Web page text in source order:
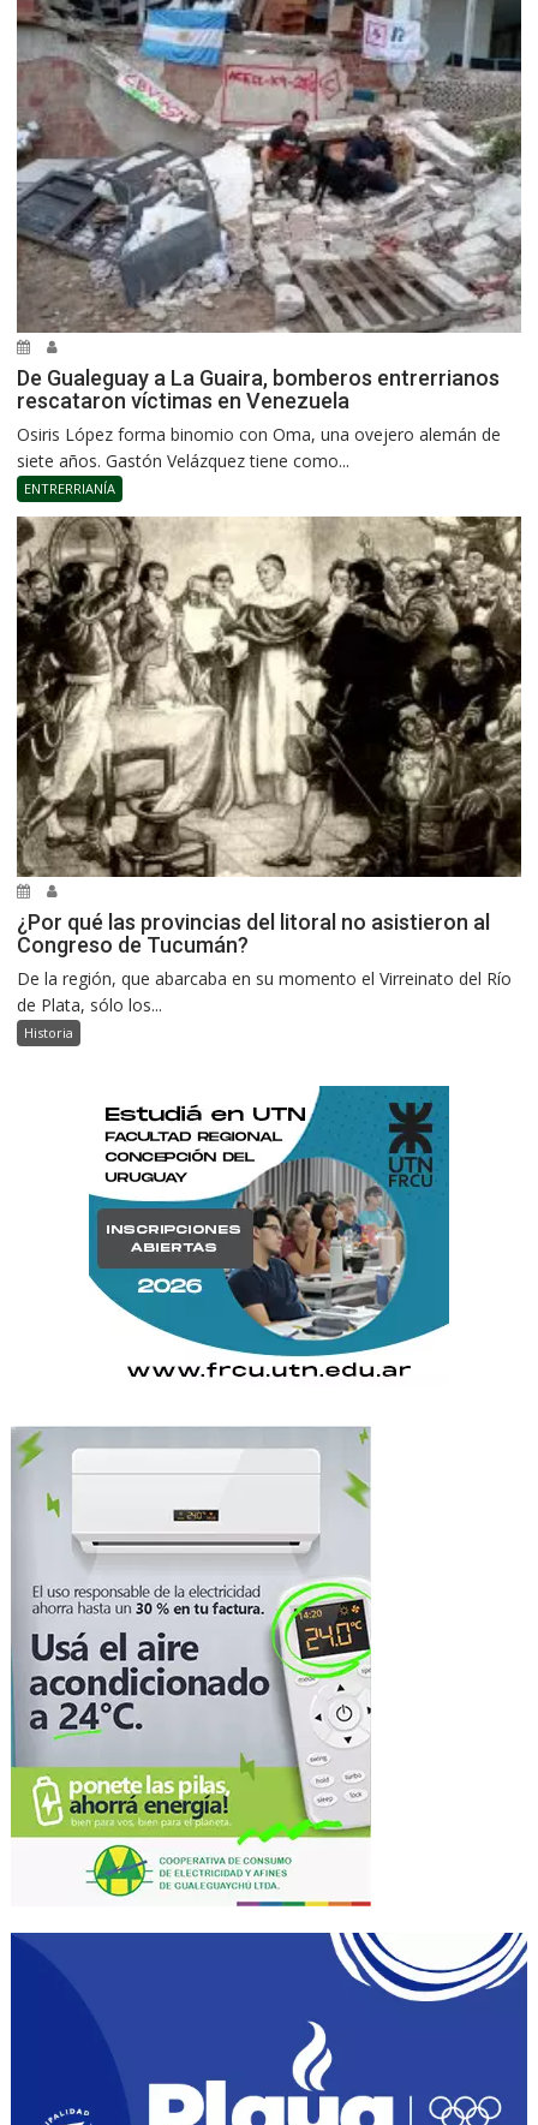
De Gualeguay a La Guaira, bomberos entrerrianos
rescataron víctimas en Venezuela
Osiris López forma binomio con Oma, una ovejero alemán de
siete años. Gastón Velázquez tiene como...
ENTRERRIANÍA
¿Por qué las provincias del litoral no asistieron al
Congreso de Tucumán?
De la región, que abarcaba en su momento el Virreinato del Río
de Plata, sólo los...
Historia